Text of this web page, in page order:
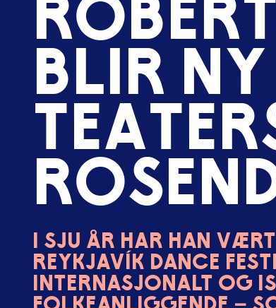
blir ny
teater
Rosen
I sju år har han
Reykjavík Dance
internasjonalt og